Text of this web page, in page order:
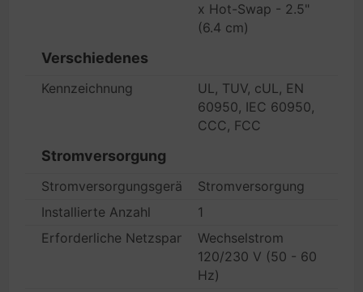
x Hot-Swap - 2.5"
(6.4 cm)
Verschiedenes
Kennzeichnung
UL, TUV, cUL, EN
60950, IEC 60950,
CCC, FCC
Stromversorgung
Stromversorgungsgerät
Stromversorgung
Installierte Anzahl
1
Erforderliche NetzspannungWechselstrom
120/230 V (50 - 60
Hz)